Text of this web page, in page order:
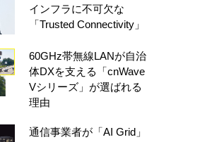
インフラに不可欠な
「Trusted Connectivity」
60GHz帯無線LANが自治
体DXを支える「cnWave
Vシリーズ」が選ばれる
理由
通信事業者が「AI Grid」